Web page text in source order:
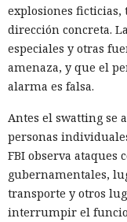
explosiones ficticias,
dirección concreta.
especiales y otras
amenaza, y que el
alarma es falsa.
Antes el swatting se
personas
FBI observa ataques
gubernamentales,
transporte y otros
interrumpir el